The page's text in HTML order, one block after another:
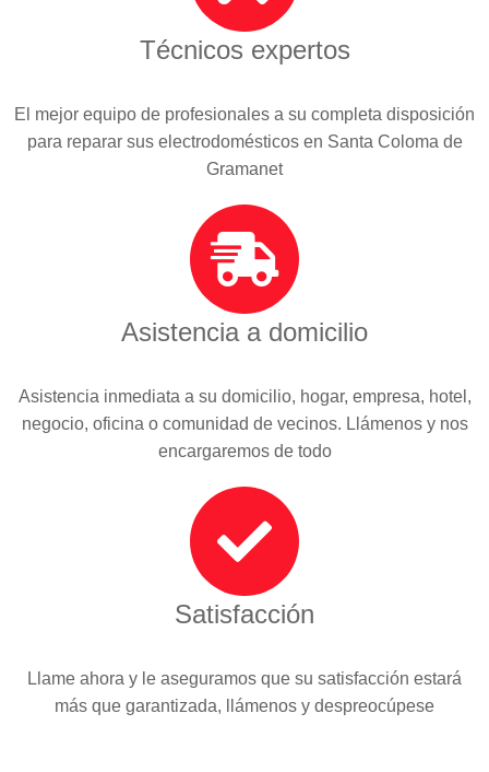
Técnicos expertos
El mejor equipo de profesionales a su completa disposición
para reparar sus electrodomésticos en Santa Coloma de
Gramanet
Asistencia a domicilio
Asistencia inmediata a su domicilio, hogar, empresa, hotel,
negocio, oficina o comunidad de vecinos. Llámenos y nos
encargaremos de todo
Satisfacción
Llame ahora y le aseguramos que su satisfacción estará
más que garantizada, llámenos y despreocúpese